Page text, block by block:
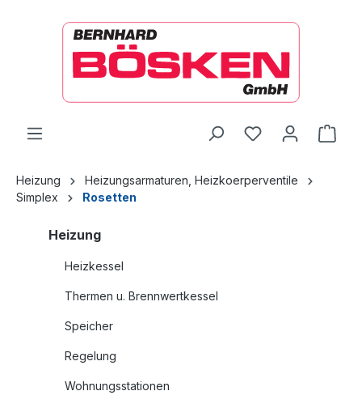
Heizung
Heizungsarmaturen, Heizkoerperventile
Simplex
Rosetten
Heizung
Heizkessel
Thermen u. Brennwertkessel
Speicher
Regelung
Wohnungsstationen